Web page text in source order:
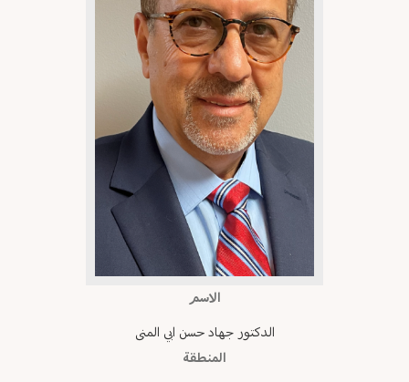
الاسم
الدكتور جهاد حسن ابي المنى
المنطقة